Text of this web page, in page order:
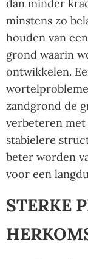
dan minder
minstens zo
houden van
grond waarin
ontwikkelen.
zandgrond de
verbeteren
stabielere
beter worden
voor een
STERKE